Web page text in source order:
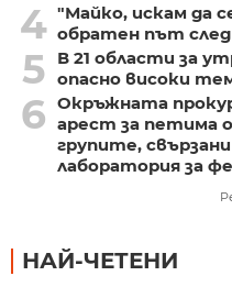
4 "Майко, искам да
обратен път
5
В 21 области за
опасно високи
6 Окръжната
арест за петима
групите,
лаборатория за
НАЙ-ЧЕТЕНИ